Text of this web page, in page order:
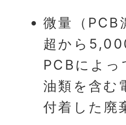
微量（
超から
PCBによっ
油類を含む
付着した廃